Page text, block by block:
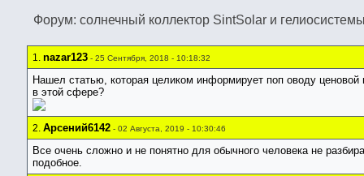
Форум: солнечный коллектор SintSolar и
1. nazar123- 25 Сентября, 2018 - 10:18:32
Нашел статью, которая целиком информирует поп оводу
в этой сфере?
2. Арсений6142- 02 Августа, 2019 - 10:30:46
Все очень сложно и не понятно для обычного человека не
подобное.